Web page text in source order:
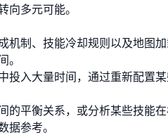
多元可能。
机制、技能冷却规则以及地图
。
投入大量时间，通过重新配置
的平衡关系，或分析某些技能
据参考。